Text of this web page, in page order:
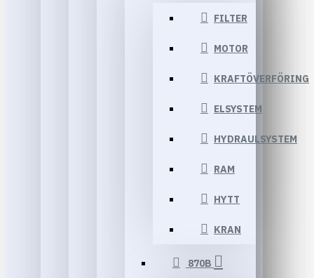
FILTER
MOTOR
KRAFTÖVERFÖRING
ELSYSTEM
HYDRAULSYSTEM
RAM
HYTT
KRAN
870B